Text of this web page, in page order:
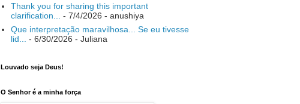
Thank you for sharing this important
clarification...
- 7/4/2026 - anushiya
Que interpretação maravilhosa... Se eu tivesse
lid...
- 6/30/2026 - Juliana
Louvado seja Deus!
O Senhor é a minha força